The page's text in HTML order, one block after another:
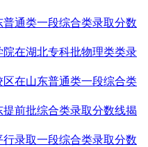
通类一段综合类录取分数
院在湖北专科批物理类类录
区在山东普通类一段综合类
前批综合类录取分数线揭
录取一段综合类录取分数